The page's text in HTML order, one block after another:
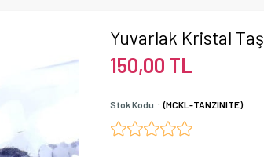
Yuvarlak Kristal
150,00 TL
Stok Kodu (MCKL-TANZINITE)